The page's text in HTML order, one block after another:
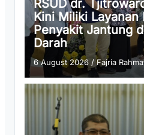
RSUD dr.
Kini Miliki Layanan
Penyakit Jantung
Darah
6 August 2026 /Fajria